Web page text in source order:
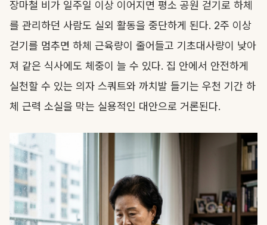
장마철 비가 일주일 이상 이어지면 평소 공원 걷기로 하체
를 관리하던 사람도 실외 활동을 중단하게 된다. 2주 이상
걷기를 멈추면 하체 근육량이 줄어들고 기초대사량이 낮아
져 같은 식사에도 체중이 늘 수 있다. 집 안에서 안전하게
실천할 수 있는 의자 스쿼트와 까치발 들기는 우천 기간 하
체 근력 소실을 막는 실용적인 대안으로 거론된다.